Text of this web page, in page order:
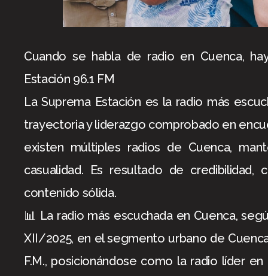
Cuando se habla de radio en Cuenca,
Estación 96.1 FM
La Suprema Estación es la radio más
trayectoria y liderazgo comprobado en
existen múltiples radios de Cuenca,
casualidad. Es resultado de
contenido sólida.
📊 La radio más escuchada en Cuenca,
XII/2025, en el segmento urbano de
F.M., posicionándose como la radio líder